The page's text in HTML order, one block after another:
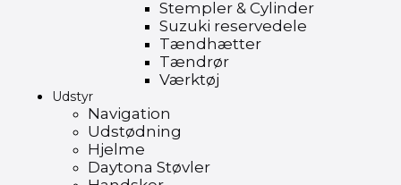
Stempler & Cylinder
Suzuki reservedele
Tændhætter
Tændrør
Værktøj
Udstyr
Navigation
Udstødning
Hjelme
Daytona Støvler